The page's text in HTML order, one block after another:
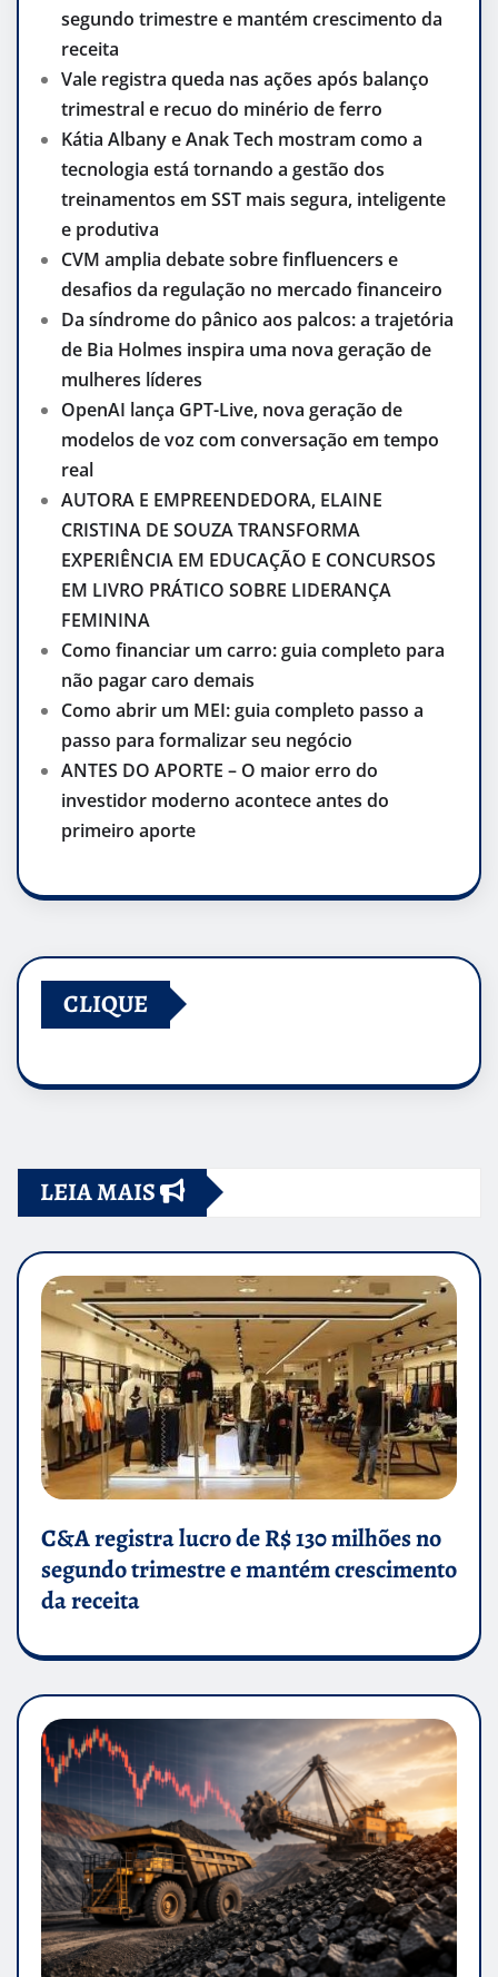
segundo trimestre e mantém crescimento da
receita
Vale registra queda nas ações após balanço
trimestral e recuo do minério de ferro
Kátia Albany e Anak Tech mostram como a
tecnologia está tornando a gestão dos
treinamentos em SST mais segura, inteligente
e produtiva
CVM amplia debate sobre finfluencers e
desafios da regulação no mercado financeiro
Da síndrome do pânico aos palcos: a trajetória
de Bia Holmes inspira uma nova geração de
mulheres líderes
OpenAI lança GPT-Live, nova geração de
modelos de voz com conversação em tempo
real
AUTORA E EMPREENDEDORA, ELAINE
CRISTINA DE SOUZA TRANSFORMA
EXPERIÊNCIA EM EDUCAÇÃO E CONCURSOS
EM LIVRO PRÁTICO SOBRE LIDERANÇA
FEMININA
Como financiar um carro: guia completo para
não pagar caro demais
Como abrir um MEI: guia completo passo a
passo para formalizar seu negócio
ANTES DO APORTE – O maior erro do
investidor moderno acontece antes do
primeiro aporte
CLIQUE
LEIA MAIS
C&A registra lucro de R$ 130 milhões no
segundo trimestre e mantém crescimento
da receita